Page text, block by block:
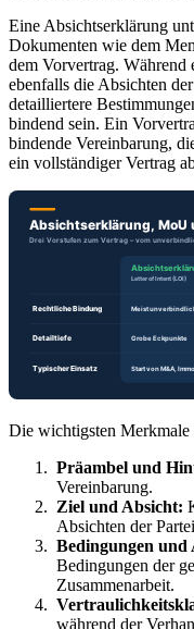
Eine Absichtserklärung
Dokumenten wie dem
dem Vorvertrag.
ebenfalls die Absichten
detailliertere
bindend sein. Ein
bindende Vereinbarung,
ein vollständiger Vertrag
Die wichtigsten Merkmale
Präambel und
Vereinbarung.
Ziel und Absicht:
Absichten der
Bedingungen
Bedingungen der
Zusammenarbeit.
während der